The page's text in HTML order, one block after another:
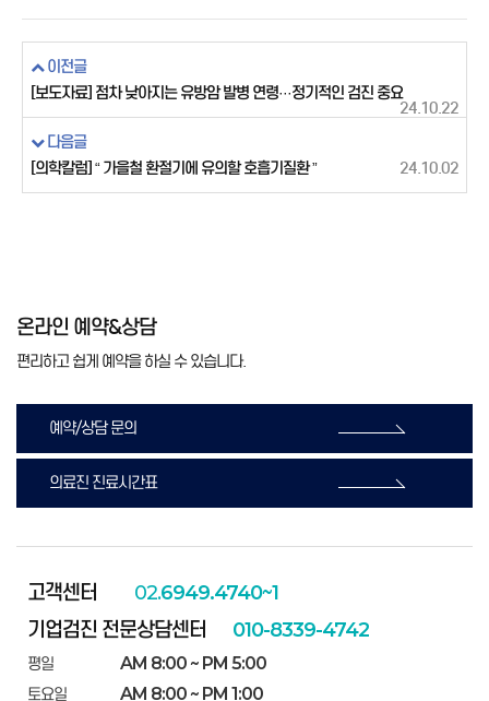
이전글
[보도자료] 점차 낮아지는 유방암 발병 연령···정기적인 검진 중요
24.10.22
다음글
[의학칼럼] “ 가을철 환절기에 유의할 호흡기질환 ”
24.10.02
온라인 예약&상담
편리하고 쉽게 예약을 하실 수 있습니다.
예약/상담 문의
의료진 진료시간표
고객센터 02.6949.4740~1
기업검진 전문상담센터 010-8339-4742
평일 AM 8:00 ~ PM 5:00
토요일 AM 8:00 ~ PM 1:00